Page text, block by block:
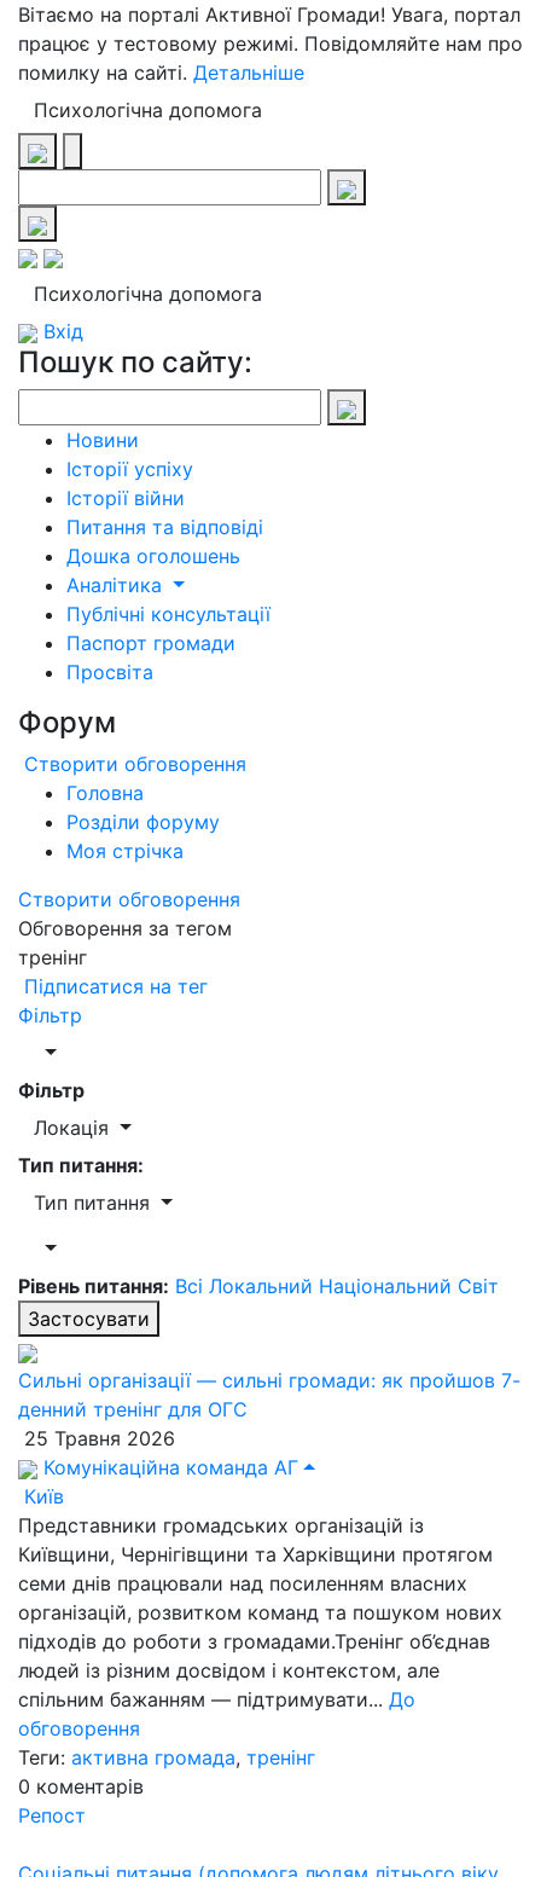
Вітаємо на порталі Активної Громади! Увага, портал
працює у тестовому режимі. Повідомляйте нам про
помилку на сайті. Детальніше
Психологічна допомога
Психологічна допомога
Вхід
Пошук по сайту:
Новини
Історії успіху
Історії війни
Питання та відповіді
Дошка оголошень
Аналітика
Публічні консультації
Паспорт громади
Просвіта
Форум
Створити обговорення
Головна
Розділи форуму
Моя стрічка
Створити обговорення
Обговорення за тегом
тренінг
Підписатися на тег
Фільтр
Фільтр
Локація
Тип питання:
Тип питання
Рівень питання: Всі Локальний Національний Світ
Застосувати
Сильні організації — сильні громади: як пройшов 7-
денний тренінг для ОГС
25 Травня 2026
Комунікаційна команда АГ
Київ
Представники громадських організацій із
Київщини, Чернігівщини та Харківщини протягом
семи днів працювали над посиленням власних
організацій, розвитком команд та пошуком нових
підходів до роботи з громадами.Тренінг об’єднав
людей із різним досвідом і контекстом, але
спільним бажанням — підтримувати... До
обговорення
Теги: активна громада, тренінг
0 коментарів
Репост